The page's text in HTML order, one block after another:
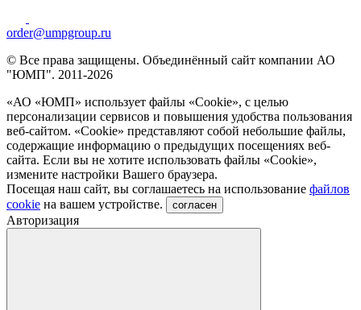
order@umpgroup.ru
© Все права защищены. Объединённый сайт компании АО
"ЮМП". 2011-2026
«АО «ЮМП» использует файлы «Сookie», с целью
персонализации сервисов и повышения удобства пользования
веб-сайтом. «Cookie» представляют собой небольшие файлы,
содержащие информацию о предыдущих посещениях веб-
сайта. Если вы не хотите использовать файлы «Сookie»,
измените настройки Вашего браузера.
Посещая наш сайт, вы соглашаетесь на использование файлов
cookie на вашем устройстве. согласен
Авторизация